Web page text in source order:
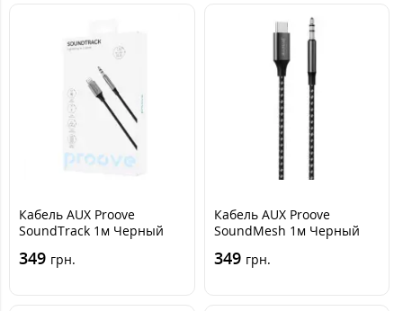
Кабель AUX Proove
SoundTrack 1м Черный
349 грн.
Кабель AUX Proove
SoundMesh 1м Черный
349 грн.